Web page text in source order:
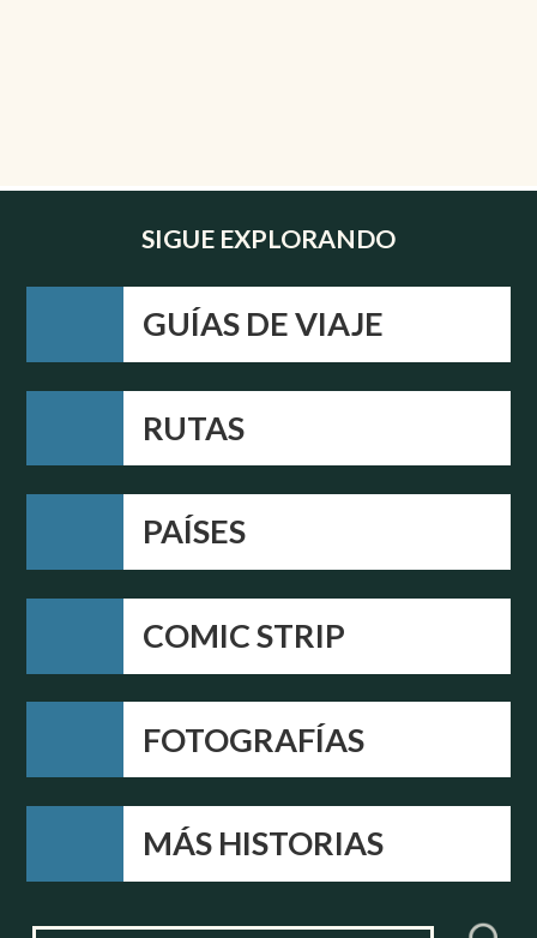
SIGUE EXPLORANDO
GUÍAS DE VIAJE
RUTAS
PAÍSES
COMIC STRIP
FOTOGRAFÍAS
MÁS HISTORIAS